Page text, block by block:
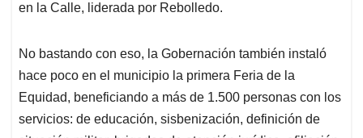
en la Calle, liderada por Rebolledo.
No bastando con eso, la Gobernación también instaló
hace poco en el municipio la primera Feria de la
Equidad, beneficiando a más de 1.500 personas con los
servicios: de educación, sisbenización, definición de